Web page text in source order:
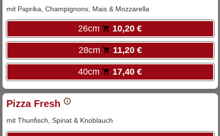
mit Paprika, Champignons, Mais & Mozzarella
26cm 10,20 €
28cm 11,20 €
40cm 17,40 €
Pizza Fresh
mit Thunfisch, Spinat & Knoblauch